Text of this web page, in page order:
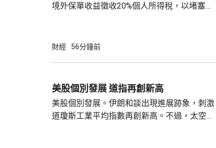
境外保單收益徵收20%個人所得稅，以堵塞以
象包括分紅收益和預繳保費利息收益。報道引
稅，可能取決於地方稅務當局接觸和處理數據
的效率；若保單退出和有退出收益，而當地稅
務局又有數據處理能力，就會徵稅。 受消息...
財經 56分鐘前
美股個別發展 道指再創新高
美股個別發展。伊朗和談出現進展跡象，刺激
道瓊斯工業平均指數再創新高。不過，太空探